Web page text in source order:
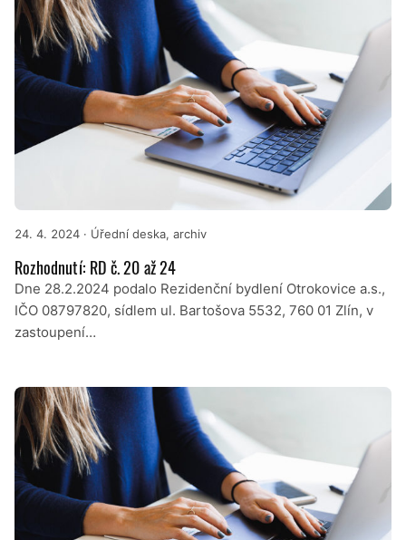
24. 4. 2024 · Úřední deska, archiv
Rozhodnutí: RD č. 20 až 24
Dne 28.2.2024 podalo Rezidenční bydlení Otrokovice a.s.,
IČO 08797820, sídlem ul. Bartošova 5532, 760 01 Zlín, v
zastoupení…